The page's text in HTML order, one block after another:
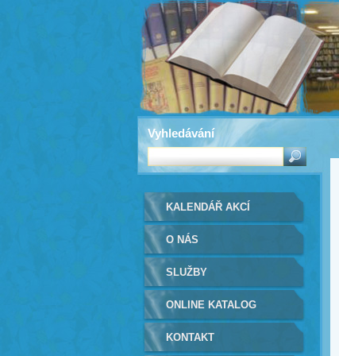
KALENDÁŘ AKCÍ
O NÁS
SLUŽBY
ONLINE KATALOG
KONTAKT
Vyhledávání